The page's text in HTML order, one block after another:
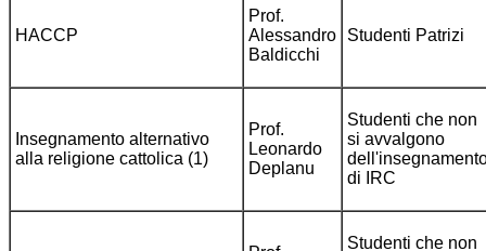
HACCP
Prof.
Alessandro
Baldicchi
Studenti Patrizi
Insegnamento alternativo
alla religione cattolica (1)
Prof.
Leonardo
Deplanu
Studenti che non
si avvalgono
di IRC
Studenti che non